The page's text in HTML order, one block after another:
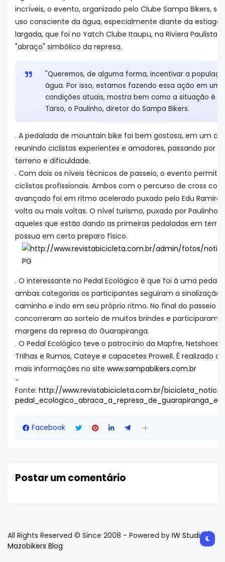
incríveis, o evento, organizado pelo Clube Sampa Bikers,
uso consciente da água, especialmente diante da
largada, que foi no Yatch Clube Itaupu, na Riviera
"abraço" simbólico da represa.
"Queremos, de alguma forma, incentivar a
água. Por isso, estamos fazendo essa ação em um
condições atuais, mostra bem como a situação é
Tarso, o Paulinho, diretor do Sampa Bikers.
. A pedalada de mountain bike foi bem gostosa, em um
reunindo ciclistas experientes e amadores, passando por
terreno e dificuldade.
. Com dois os níveis técnicos de passeio, o evento
ciclistas profissionais. Ambos com o percurso de cross
avançado foi em ritmo acelerado puxado pelo Edu
volta ou mais voltas. O nível turismo, puxado por Paulinho
aqueles que estão dando as primeiras pedaladas em
possua em certo preparo físico.
. O interessante no Pedal Ecológico é que foi á uma
ambas categorias os participantes seguiram a sinalização
caminho e indo em seu próprio ritmo. No final do passeio
concorreram ao sorteio de muitos brindes e participaram
margens da represa do Guarapiranga.
. O Pedal Ecológico teve o patrocínio da Mapfre, Netshoes
Trilhas e Rumos, Cateye e capacetes Prowell. É realizado
mais informações no site www.sampabikers.com.br
-
Fonte: http://www.revistabicicleta.com.br/
Facebook
Postar um comentário
All Rights Reserved © Since 2008 - Powered by IW Studio /
Mazobikers Blog